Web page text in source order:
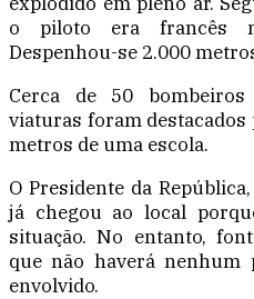
o piloto era francês
Despenhou-se 2.000
Cerca de 50
viaturas foram destacados
metros de uma escola.
O Presidente da
já chegou ao local
situação. No entanto,
que não haverá
envolvido.